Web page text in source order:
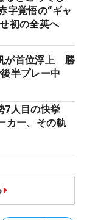
字覚悟の“ギャ
初の全英へ
が首位浮上 勝
半プレー中
7人目の快挙
カー、その軌